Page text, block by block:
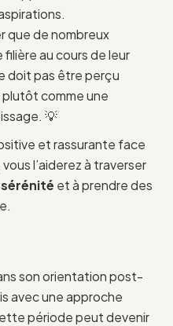
que de nombreux
au cours de leur
doit pas être perçu
plutôt comme une
💡
et rassurante face
l’aiderez à traverser
et à prendre des
son orientation post-
avec une approche
période peut devenir